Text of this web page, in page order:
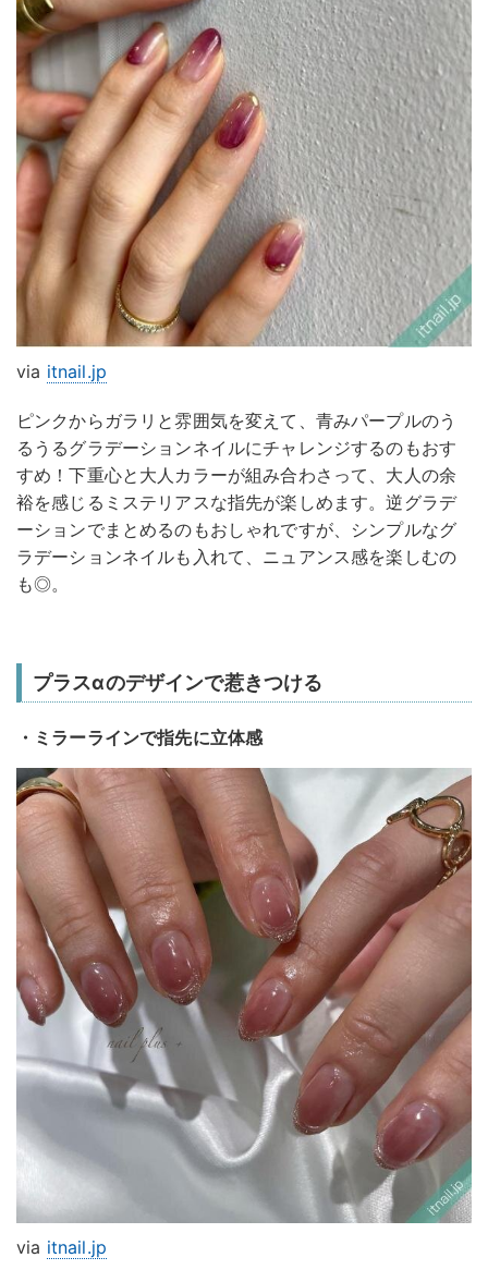
via itnail.jp
ピンクからガラリと雰囲気を変えて、青みパープルのう
るうるグラデーションネイルにチャレンジするのもおす
すめ！下重心と大人カラーが組み合わさって、大人の余
裕を感じるミステリアスな指先が楽しめます。逆グラデ
ーションでまとめるのもおしゃれですが、シンプルなグ
ラデーションネイルも入れて、ニュアンス感を楽しむの
も◎。
プラスαのデザインで惹きつける
・ミラーラインで指先に立体感
via itnail.jp